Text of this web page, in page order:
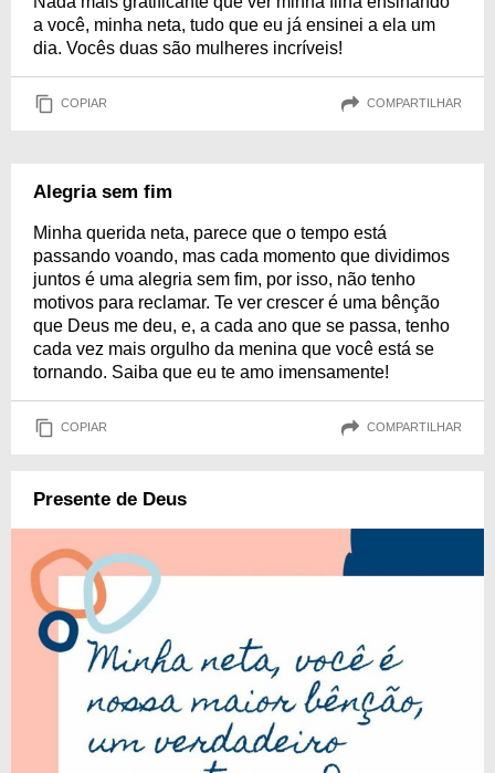
a você, minha neta, tudo que eu já ensinei a ela um
dia. Vocês duas são mulheres incríveis!
COPIAR COMPARTILHAR
Alegria sem fim
Minha querida neta, parece que o tempo está
passando voando, mas cada momento que dividimos
juntos é uma alegria sem fim, por isso, não tenho
motivos para reclamar. Te ver crescer é uma bênção
que Deus me deu, e, a cada ano que se passa, tenho
cada vez mais orgulho da menina que você está se
tornando. Saiba que eu te amo imensamente!
COPIAR COMPARTILHAR
Presente de Deus